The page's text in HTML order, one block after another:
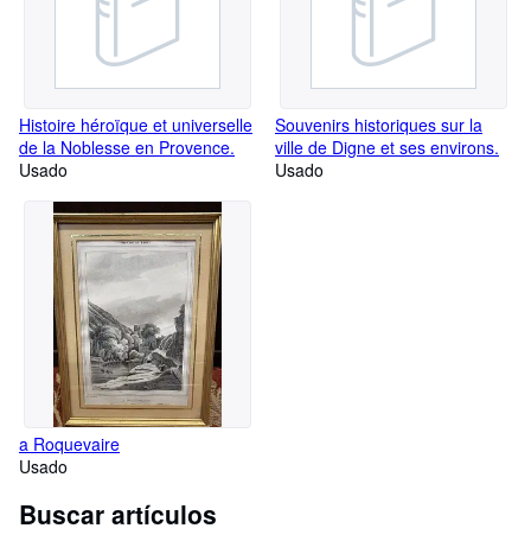
Histoire héroïque et universelle
de la Noblesse en Provence.
Usado
Souvenirs historiques sur la
ville de Digne et ses environs.
Usado
a Roquevaire
Usado
Buscar artículos